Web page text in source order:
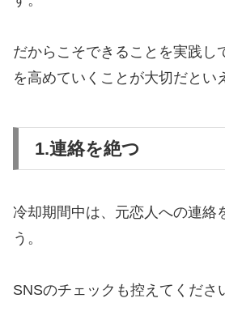
だからこそできることを実践し
を高めていくことが大切だとい
1.連絡を絶つ
冷却期間中は、元恋人への連絡
う。
SNSのチェックも控えてくださ